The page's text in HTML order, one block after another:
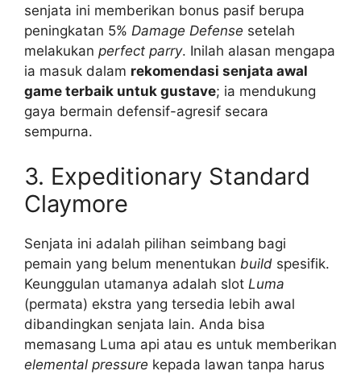
senjata ini memberikan bonus pasif berupa
peningkatan 5% Damage Defense setelah
melakukan perfect parry. Inilah alasan mengapa
ia masuk dalam rekomendasi senjata awal
game terbaik untuk gustave; ia mendukung
gaya bermain defensif-agresif secara
sempurna.
3. Expeditionary Standard
Claymore
Senjata ini adalah pilihan seimbang bagi
pemain yang belum menentukan build spesifik.
Keunggulan utamanya adalah slot Luma
(permata) ekstra yang tersedia lebih awal
dibandingkan senjata lain. Anda bisa
memasang Luma api atau es untuk memberikan
elemental pressure kepada lawan tanpa harus